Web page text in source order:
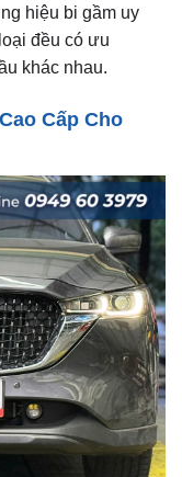
hiệu bi gầm uy
đều có ưu
khác nhau.
Cấp Cho